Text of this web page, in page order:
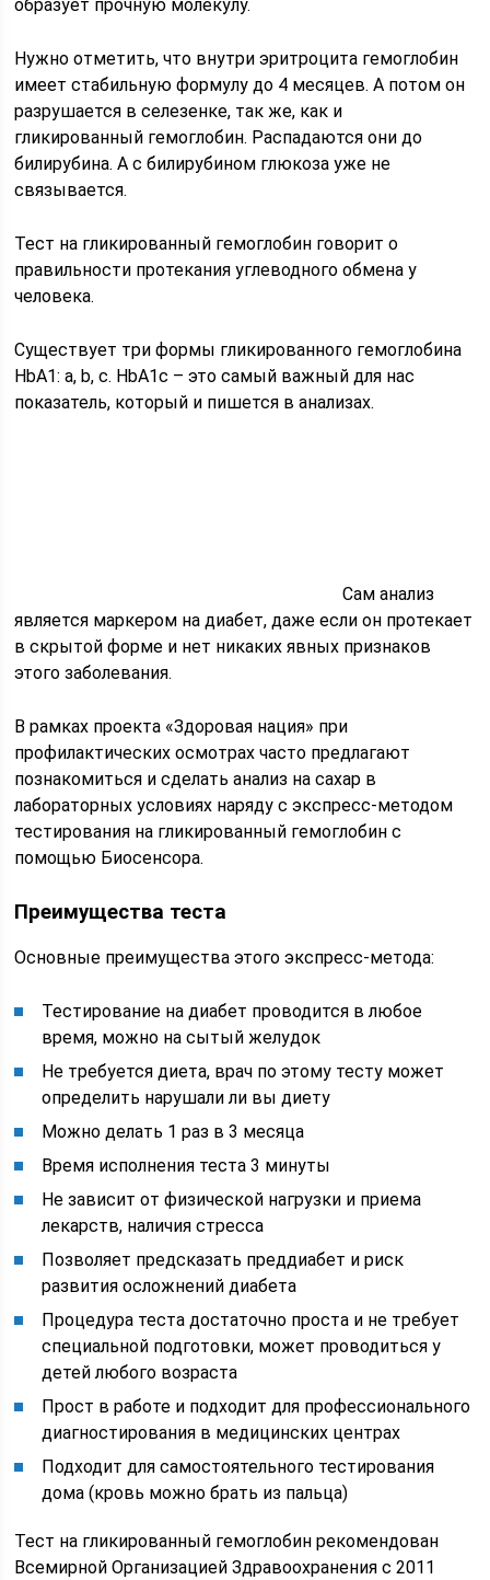
образует прочную молекулу.
Нужно отметить, что внутри эритроцита гемоглобин
имеет стабильную формулу до 4 месяцев. А потом он
разрушается в селезенке, так же, как и
гликированный гемоглобин. Распадаются они до
билирубина. А с билирубином глюкоза уже не
связывается.
Тест на гликированный гемоглобин говорит о
правильности протекания углеводного обмена у
человека.
Существует три формы гликированного гемоглобина
HbA1: a, b, с. HbA1с – это самый важный для нас
показатель, который и пишется в анализах.
Сам анализ
является маркером на диабет, даже если он протекает
в скрытой форме и нет никаких явных признаков
этого заболевания.
В рамках проекта «Здоровая нация» при
профилактических осмотрах часто предлагают
познакомиться и сделать анализ на сахар в
лабораторных условиях наряду с экспресс-методом
тестирования на гликированный гемоглобин с
помощью Биосенсора.
Преимущества теста
Основные преимущества этого экспресс-метода:
Тестирование на диабет проводится в любое
время, можно на сытый желудок
Не требуется диета, врач по этому тесту может
определить нарушали ли вы диету
Можно делать 1 раз в 3 месяца
Время исполнения теста 3 минуты
Не зависит от физической нагрузки и приема
лекарств, наличия стресса
Позволяет предсказать преддиабет и риск
развития осложнений диабета
Процедура теста достаточно проста и не требует
специальной подготовки, может проводиться у
детей любого возраста
Прост в работе и подходит для профессионального
диагностирования в медицинских центрах
Подходит для самостоятельного тестирования
дома (кровь можно брать из пальца)
Тест на гликированный гемоглобин рекомендован
Всемирной Организацией Здравоохранения с 2011